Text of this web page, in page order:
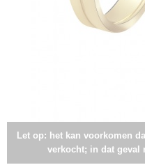
Let op: het kan voorkomen
verkocht; in dat geval